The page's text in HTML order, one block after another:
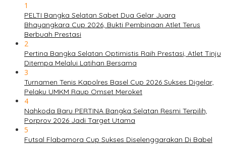
1
PELTI Bangka Selatan Sabet Dua Gelar Juara
Bhayangkara Cup 2026, Bukti Pembinaan Atlet Terus
Berbuah Prestasi
2
Pertina Bangka Selatan Optimistis Raih Prestasi, Atlet Tinju
Ditempa Melalui Latihan Bersama
3
Turnamen Tenis Kapolres Basel Cup 2026 Sukses Digelar,
Pelaku UMKM Raup Omset Meroket
4
Nahkoda Baru PERTINA Bangka Selatan Resmi Terpilih,
Porprov 2026 Jadi Target Utama
5
Futsal Flabamora Cup Sukses Diselenggarakan Di Babel